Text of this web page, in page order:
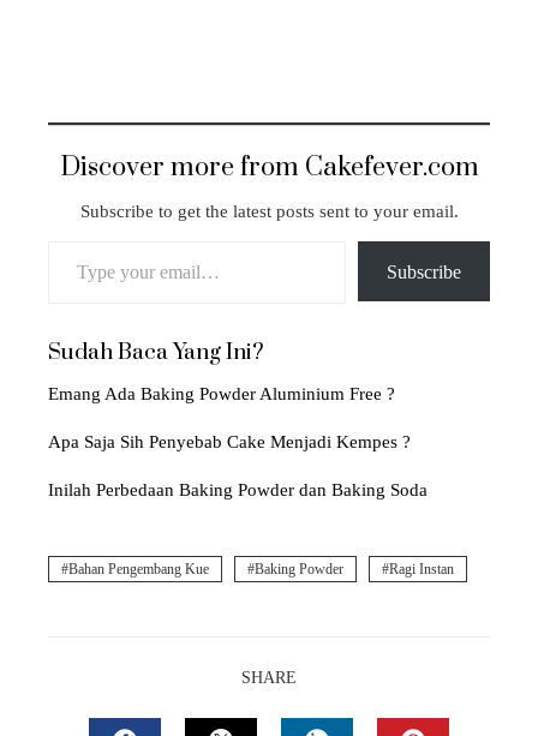
Discover more from Cakefever.com
Subscribe to get the latest posts sent to your email.
Subscribe
Sudah Baca Yang Ini?
Emang Ada Baking Powder Aluminium Free ?
Apa Saja Sih Penyebab Cake Menjadi Kempes ?
Inilah Perbedaan Baking Powder dan Baking Soda
Bahan Pengembang Kue Baking Powder Ragi Instan
SHARE